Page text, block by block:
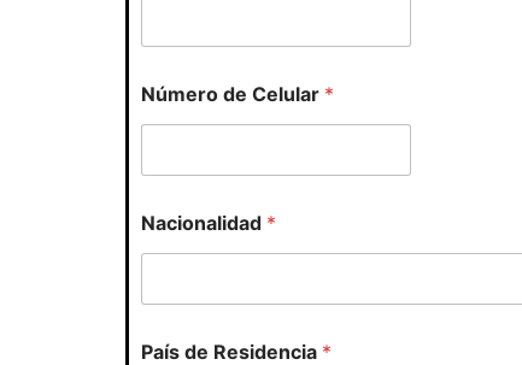
Número de Celular *
Nacionalidad *
País de Residencia *